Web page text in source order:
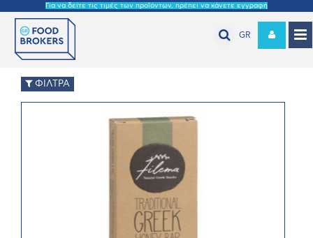
Για να δείτε τις τιμές των προϊόντων, πρέπει να κάνετε εγγραφή
GR
ΦΙΛΤΡΑ